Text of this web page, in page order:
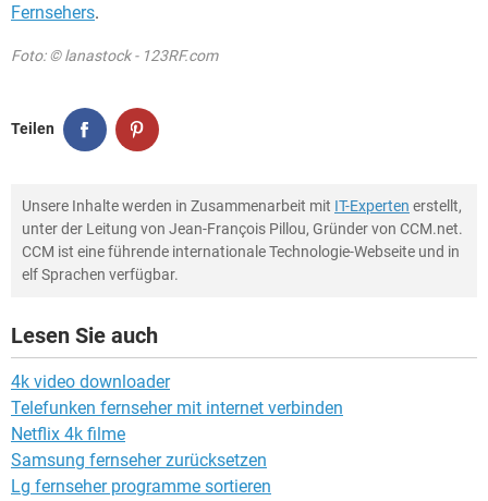
Fernsehers.
Foto: © lanastock - 123RF.com
Teilen
Unsere Inhalte werden in Zusammenarbeit mit IT-Experten erstellt,
unter der Leitung von Jean-François Pillou, Gründer von CCM.net.
CCM ist eine führende internationale Technologie-Webseite und in
elf Sprachen verfügbar.
Lesen Sie auch
4k video downloader
Telefunken fernseher mit internet verbinden
Netflix 4k filme
Samsung fernseher zurücksetzen
Lg fernseher programme sortieren